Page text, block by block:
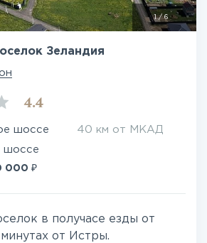
1/6
Зеландия
4.4
шоссе 40 км от МКАД
шоссе
000 ₽
в получасе езды от
от Истры.